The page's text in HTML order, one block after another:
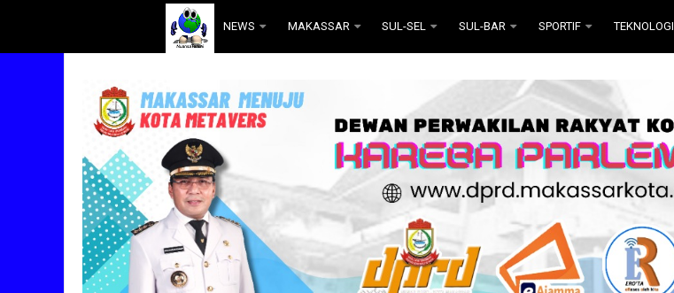
. NEWS MAKASSAR SUL-SEL SUL-BAR SPORTIF TEKNOLOGI